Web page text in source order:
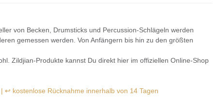
von Becken, Drumsticks und Percussion-Schlägeln werden
gemessen werden. Von Anfängern bis hin zu den größten
Zildjian-Produkte kannst Du direkt hier im offiziellen Online-Shop
kostenlose Rücknahme innerhalb von 14 Tagen